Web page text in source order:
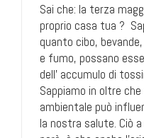
Sai che: la terza
proprio casa tua ?
quanto cibo,
e fumo, possano
dell' accumulo di
Sappiamo in oltre
ambientale può
la nostra salute. Ciò